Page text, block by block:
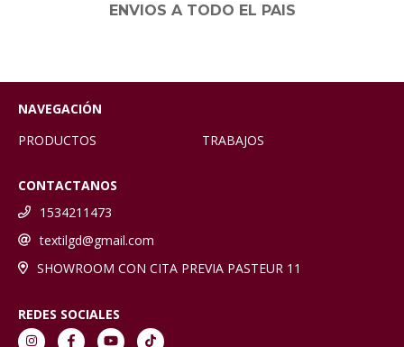
ENVIOS A TODO EL PAIS
NAVEGACIÓN
PRODUCTOS
TRABAJOS
CONTACTANOS
1534211473
textilgd@gmail.com
SHOWROOM CON CITA PREVIA PASTEUR 11
REDES SOCIALES